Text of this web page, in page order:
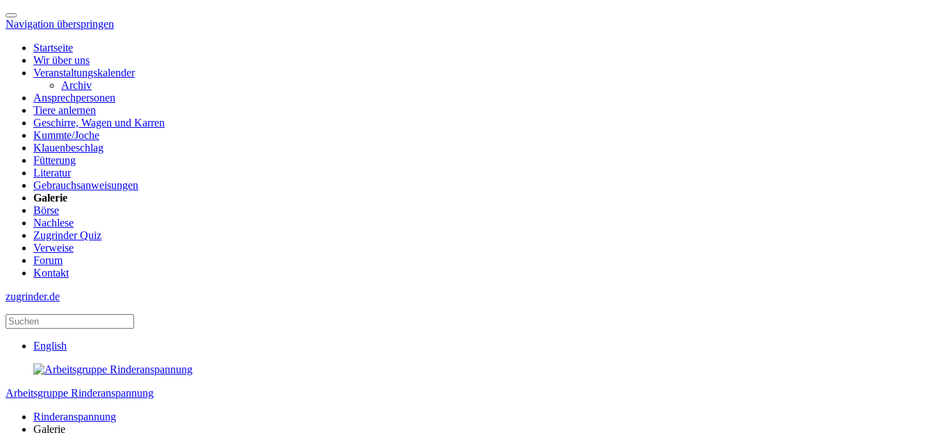
Navigation überspringen
Startseite
Wir über uns
Veranstaltungskalender
Archiv
Ansprechpersonen
Tiere anlernen
Geschirre, Wagen und Karren
Kummte/Joche
Klauenbeschlag
Fütterung
Literatur
Gebrauchsanweisungen
Galerie
Börse
Nachlese
Zugrinder Quiz
Verweise
Forum
Kontakt
zugrinder.de
English
Arbeitsgruppe Rinderanspannung
Rinderanspannung
Galerie